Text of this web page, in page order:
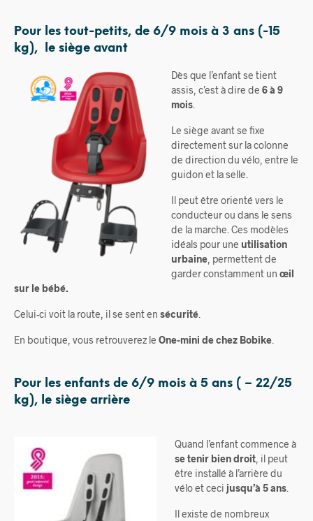
Pour les tout-petits, de 6/9 mois à 3 ans (-15
kg), le siège avant
Dès que l’enfant se tient
assis, c’est à dire de 6 à 9
mois.
Le siège avant se fixe
directement sur la colonne
de direction du vélo, entre le
guidon et la selle.
Il peut être orienté vers le
conducteur ou dans le sens
de la marche. Ces modèles
idéals pour une utilisation
urbaine, permettent de
garder constamment un œil
sur le bébé.
Celui-ci voit la route, il se sent en sécurité.
En boutique, vous retrouverez le One-mini de chez Bobike.
Pour les enfants de 6/9 mois à 5 ans ( – 22/25
kg), le siège arrière
Quand l’enfant commence à
se tenir bien droit, il peut
être installé à l’arrière du
vélo et ceci jusqu’à 5 ans.
Il existe de nombreux